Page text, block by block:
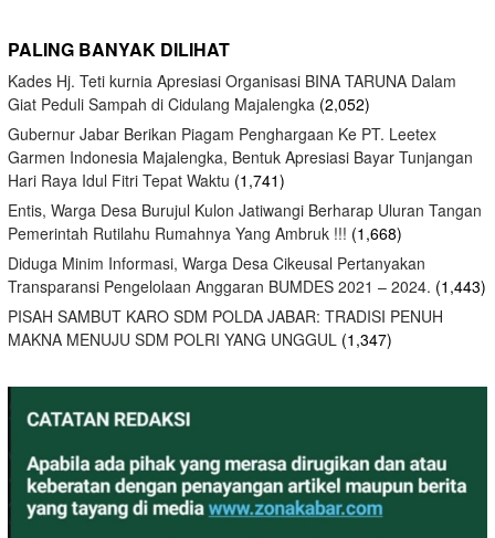
PALING BANYAK DILIHAT
Kades Hj. Teti kurnia Apresiasi Organisasi BINA TARUNA Dalam
Giat Peduli Sampah di Cidulang Majalengka (2,052)
Gubernur Jabar Berikan Piagam Penghargaan Ke PT. Leetex
Garmen Indonesia Majalengka, Bentuk Apresiasi Bayar Tunjangan
Hari Raya Idul Fitri Tepat Waktu (1,741)
Entis, Warga Desa Burujul Kulon Jatiwangi Berharap Uluran Tangan
Pemerintah Rutilahu Rumahnya Yang Ambruk !!! (1,668)
Diduga Minim Informasi, Warga Desa Cikeusal Pertanyakan
Transparansi Pengelolaan Anggaran BUMDES 2021 – 2024. (1,443)
PISAH SAMBUT KARO SDM POLDA JABAR: TRADISI PENUH
MAKNA MENUJU SDM POLRI YANG UNGGUL (1,347)